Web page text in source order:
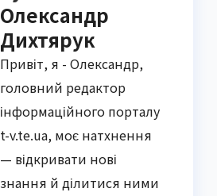
Олександр
Дихтярук
Привіт, я - Олександр,
головний редактор
інформаційного порталу
t-v.te.ua, моє натхнення
— відкривати нові
знання й ділитися ними